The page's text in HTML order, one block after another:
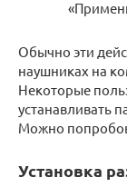
Обычно эти
наушниках на
Некоторые
устанавливать
Можно
Установка